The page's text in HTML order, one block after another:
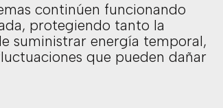
continúen funcionando
protegiendo tanto la
suministrar energía temporal,
que pueden dañar